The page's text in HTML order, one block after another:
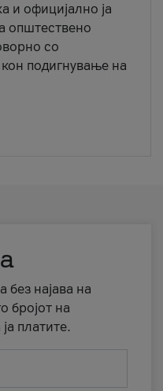
и официјално ја
општествено
со
кон подигнување на
без најава на
бројот на
платите.